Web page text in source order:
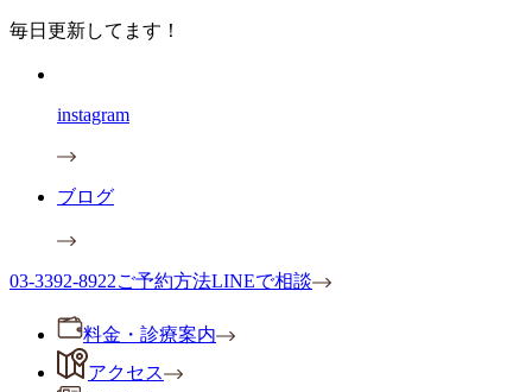
毎日更新してます！
instagram
ブログ
03-3392-8922ご予約方法LINEで相談
料金・診療案内
アクセス